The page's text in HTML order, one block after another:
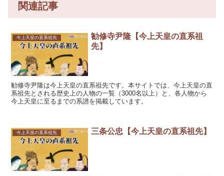
関連記事
今上天皇の直系祖先
勧修寺尹隆【今上天皇の直系祖
先】
勧修寺尹隆は今上天皇の直系祖先です。本サイトでは、今上天皇の直
系祖先とされる歴史上の人物の一覧（3000名以上）と、各人物から
今上天皇に至るまでの系譜を掲載しています。
今上天皇の直系祖先 三条公忠【今上天皇の直系祖先】